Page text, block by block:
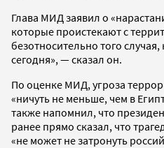
Глава МИД заявил о
которые проистекают с
безотносительно того
сегодня», — сказал он.
По оценке МИД, угроза
«ничуть не меньше, чем в
также напомнил, что
ранее прямо сказал, что
«не может не затронуть